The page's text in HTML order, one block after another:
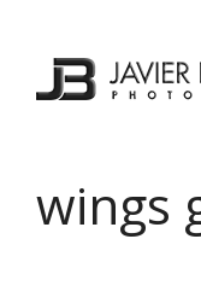
contenido
wings